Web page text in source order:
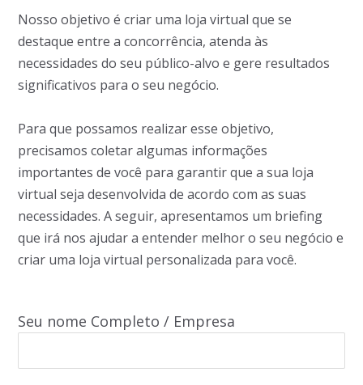
Nosso objetivo é criar uma loja virtual que se
destaque entre a concorrência, atenda às
necessidades do seu público-alvo e gere resultados
significativos para o seu negócio.
Para que possamos realizar esse objetivo,
precisamos coletar algumas informações
importantes de você para garantir que a sua loja
virtual seja desenvolvida de acordo com as suas
necessidades. A seguir, apresentamos um briefing
que irá nos ajudar a entender melhor o seu negócio e
criar uma loja virtual personalizada para você.
Seu nome Completo / Empresa